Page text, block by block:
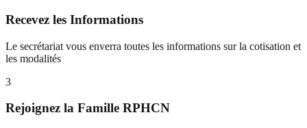
Recevez les Informations
Le secrétariat vous enverra toutes les informations sur la cotisation et
les modalités
3
Rejoignez la Famille RPHCN